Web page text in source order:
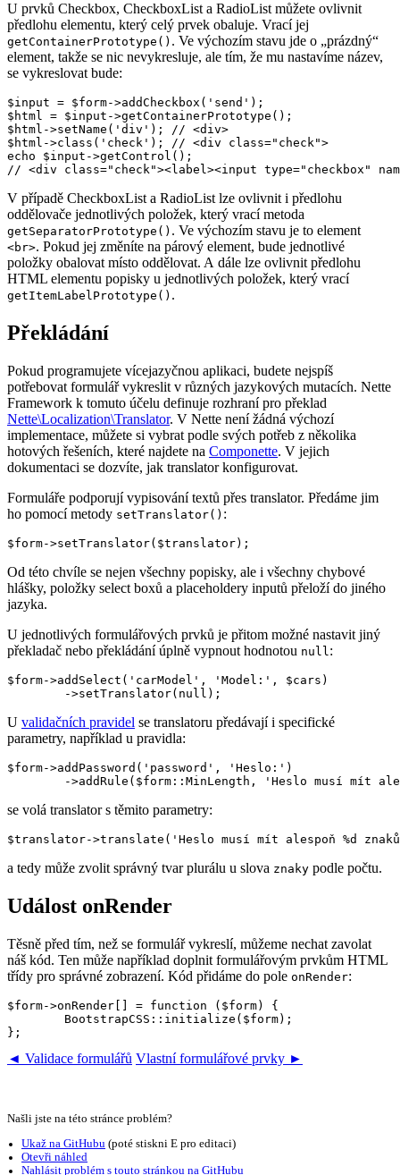
U prvků Checkbox, CheckboxList a RadioList můžete ovlivnit
předlohu elementu, který celý prvek obaluje. Vrací jej
getContainerPrototype() . Ve výchozím stavu jde o „prázdný“
element, takže se nic nevykresluje, ale tím, že mu nastavíme název,
se vykreslovat bude:
$input = $form->addCheckbox('send');
$html = $input->getContainerPrototype();
$html->setName('div'); // <div>
$html->class('check'); // <div class="check">
echo $input->getControl();
V případě CheckboxList a RadioList lze ovlivnit i předlohu
oddělovače jednotlivých položek, který vrací metoda
getSeparatorPrototype() . Ve výchozím stavu je to element
<br>. Pokud jej změníte na párový element, bude jednotlivé
položky obalovat místo oddělovat. A dále lze ovlivnit předlohu
HTML elementu popisky u jednotlivých položek, který vrací
getItemLabelPrototype() .
Překládání
Pokud programujete vícejazyčnou aplikaci, budete nejspíš
potřebovat formulář vykreslit v různých jazykových mutacích. Nette
Framework k tomuto účelu definuje rozhraní pro překlad
Nette\Localization\Translator. V Nette není žádná výchozí
implementace, můžete si vybrat podle svých potřeb z několika
hotových řešeních, které najdete na Componette. V jejich
dokumentaci se dozvíte, jak translator konfigurovat.
Formuláře podporují vypisování textů přes translator. Předáme jim
ho pomocí metody setTranslator() :
Od této chvíle se nejen všechny popisky, ale i všechny chybové
hlášky, položky select boxů a placeholdery inputů přeloží do jiného
jazyka.
U jednotlivých formulářových prvků je přitom možné nastavit jiný
překladač nebo překládání úplně vypnout hodnotou null:
$form->addSelect('carModel', 'Model:', $cars)
U validačních pravidel se translatoru předávají i specifické
parametry, například u pravidla:
$form->addPassword('password', 'Heslo:')
se volá translator s těmito parametry:
a tedy může zvolit správný tvar plurálu u slova znaky podle počtu.
Událost onRender
Těsně před tím, než se formulář vykreslí, můžeme nechat zavolat
náš kód. Ten může například doplnit formulářovým prvkům HTML
třídy pro správné zobrazení. Kód přidáme do pole onRender:
$form->onRender[] = function ($form) {
◄ Validace formulářů Vlastní formulářové prvky ►